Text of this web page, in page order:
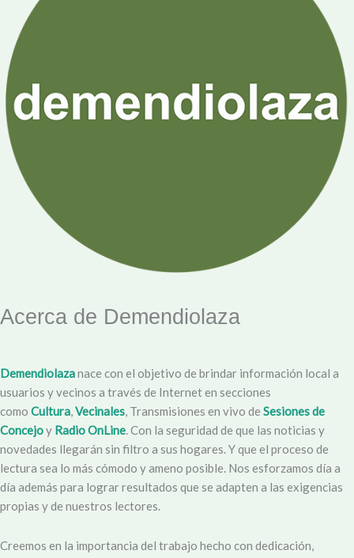
Acerca de Demendiolaza
Demendiolazanace con el objetivo de brindar información local a
usuarios y vecinos a través de Internet en secciones
como Cultura,Vecinales, Transmisiones en vivo de Sesiones de
Concejoy Radio OnLine. Con la seguridad de que las noticias y
novedades llegarán sin filtro a sus hogares. Y que el proceso de
lectura sea lo más cómodo y ameno posible. Nos esforzamos día a
día además para lograr resultados que se adapten a las exigencias
propias y de nuestros lectores.
Creemos en la importancia del trabajo hecho con dedicación,